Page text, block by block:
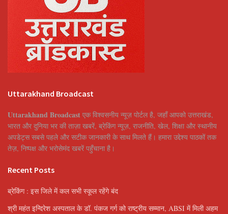
Uttarakhand Broadcast
Uttarakhand Broadcast एक विश्वसनीय न्यूज़ पोर्टल है, जहाँ आपको उत्तराखंड,
भारत और दुनिया भर की ताज़ा खबरें, ब्रेकिंग न्यूज़, राजनीति, खेल, शिक्षा और स्थानीय
अपडेट्स सबसे पहले और सटीक जानकारी के साथ मिलते हैं। हमारा उद्देश्य पाठकों तक
तेज़, निष्पक्ष और भरोसेमंद खबरें पहुँचाना है।
Recent Posts
ब्रेकिंग : इस जिले में कल सभी स्कूल रहेंगे बंद
श्री महंत इन्दिरेश अस्पताल के डॉ. पंकज गर्ग को राष्ट्रीय सम्मान, ABSI में मिली अहम